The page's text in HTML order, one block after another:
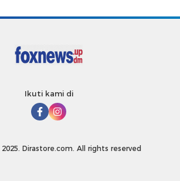
Ikuti kami di
Dirastore.com. All rights reserved